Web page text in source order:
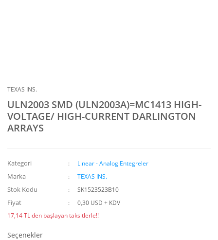
TEXAS INS.
ULN2003 SMD (ULN2003A)=MC1413 HIGH-
VOLTAGE/ HIGH-CURRENT DARLINGTON
ARRAYS
Kategori Linear - Analog Entegreler
Marka TEXAS INS.
Stok Kodu SK1523523B10
Fiyat
0,30 USD + KDV
17,14 TL den başlayan taksitlerle!!
Seçenekler